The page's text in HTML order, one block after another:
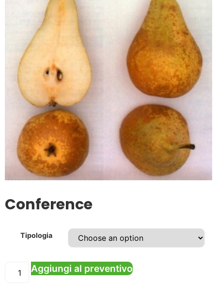
Conference
Tipologia
Aggiungi al preventivo